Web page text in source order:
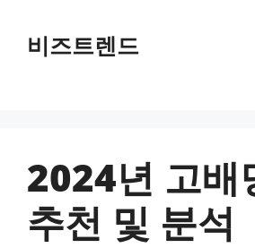
건너뛰기비즈트렌드
2024년 고배
추천 및 분석